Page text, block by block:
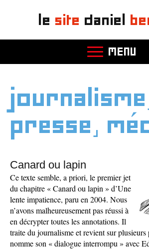
le site daniel
MENU
presse,
Canard ou lapin
Ce texte semble, a priori, le premier jet
du chapitre « Canard ou lapin » d’Une
lente impatience, paru en 2004. Nous
n’avons malheureusement pas réussi à
en décrypter toutes les annotations. Il
traite du journalisme et revient sur plusieurs
nomme son « dialogue interrompu » avec